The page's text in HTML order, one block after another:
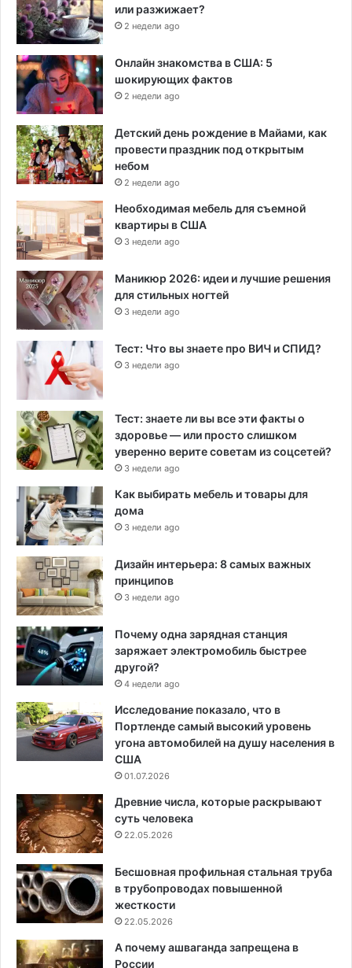
или разжижает?
2 недели ago
Онлайн знакомства в США: 5
шокирующих фактов
2 недели ago
Детский день рождение в Майами, как
провести праздник под открытым
небом
2 недели ago
Необходимая мебель для съемной
квартиры в США
3 недели ago
Маникюр 2026: идеи и лучшие решения
для стильных ногтей
3 недели ago
Тест: Что вы знаете про ВИЧ и СПИД?
3 недели ago
Тест: знаете ли вы все эти факты о
здоровье — или просто слишком
уверенно верите советам из соцсетей?
3 недели ago
Как выбирать мебель и товары для
дома
3 недели ago
Дизайн интерьера: 8 самых важных
принципов
3 недели ago
Почему одна зарядная станция
заряжает электромобиль быстрее
другой?
4 недели ago
Исследование показало, что в
Портленде самый высокий уровень
угона автомобилей на душу населения в
США
01.07.2026
Древние числа, которые раскрывают
суть человека
22.05.2026
Бесшовная профильная стальная труба
в трубопроводах повышенной
жесткости
22.05.2026
А почему ашваганда запрещена в
России